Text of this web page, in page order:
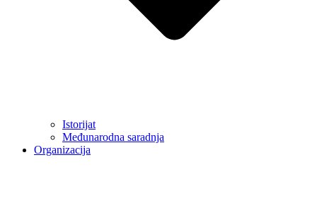
Istorijat
Međunarodna saradnja
Organizacija